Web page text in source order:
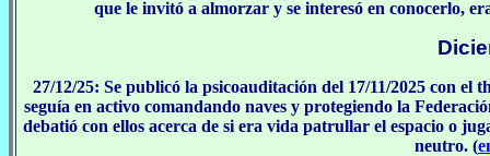
que le invitó a almorzar y se interesó en conocerlo,
27/12/25: Se publicó la psicoauditación del 17/11/2025 con
seguía en activo comandando naves y protegiendo la
debatió con ellos acerca de si era vida patrullar el espacio o
neutro. (